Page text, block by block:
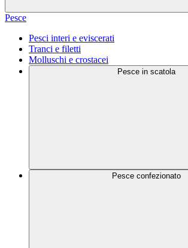
Pesce
Pesci interi e eviscerati
Tranci e filetti
Molluschi e crostacei
Pesce in scatola
Pesce confezionato